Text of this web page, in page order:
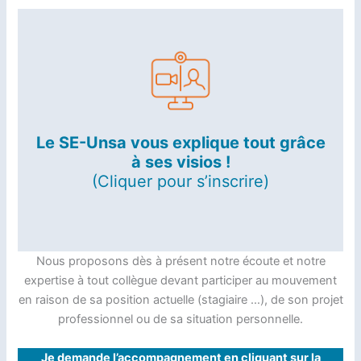
Le SE-Unsa vous explique tout grâce
à ses visios !
(Cliquer pour s’inscrire)
Nous proposons dès à présent notre écoute et notre
expertise à tout collègue devant participer au mouvement
en raison de sa position actuelle (stagiaire …), de son projet
professionnel ou de sa situation personnelle.
Je demande l’accompagnement en cliquant sur la